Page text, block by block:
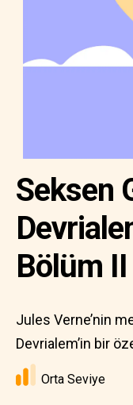
Seksen
Bölüm II
Jules Verne’nin
Devrialem’in bir
Orta Seviye